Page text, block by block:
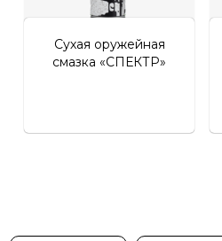
Сухая оружейная
смазка «СПЕКТР»